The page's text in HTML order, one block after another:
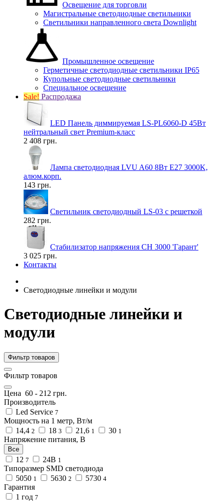
Освещение для торговли
Магистральные светодиодные светильники
Светильники направленного света Downlight
Промышленное освещение
Герметичные светодиодные светильники IP65
Купольные светодиодные светильники
Специальное освещение
Sale! Распродажа
LED Панель диммируемая LS-PL6060-D 45Вт
нейтральный свет Premium-класс
2 408 грн.
Лампа светодиодная LVU A60 8Вт E27 3000K,
алюм.корп.
143 грн.
Светильник светодиодный LS-03 с решеткой
282 грн.
Стабилизатор напряжения СН 3000 'Гарант'
3 025 грн.
Контакты
Светодиодные линейки и модули
Светодиодные линейки и
модули
Фильтр товаров
Фильтр товаров
Цена 60 - 212 грн.
Производитель
Led Service 7
Мощность на 1 метр, Вт/м
14,4 2 18 3 21,6 1 30 1
Напряжение питания, В
Все
12 7 24В 1
Типоразмер SMD светодиода
5050 1 5630 2 5730 4
Гарантия
1 год 7